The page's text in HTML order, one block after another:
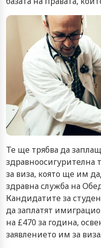
Те ще трябва да
здравноосигурителна
за виза, която ще им
здравна служба на
Кандидатите за
да заплатят
на £470 за година,
заявлението им за виза.